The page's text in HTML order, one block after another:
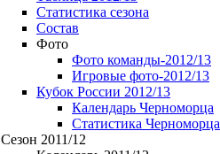
Статистика сезона
Состав
Фото
Фото команды-2012/13
Игровые фото-2012/13
Кубок России 2012/13
Календарь Черноморца
Статистика Черноморца
Сезон 2011/12